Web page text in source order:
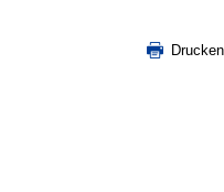
Drucken